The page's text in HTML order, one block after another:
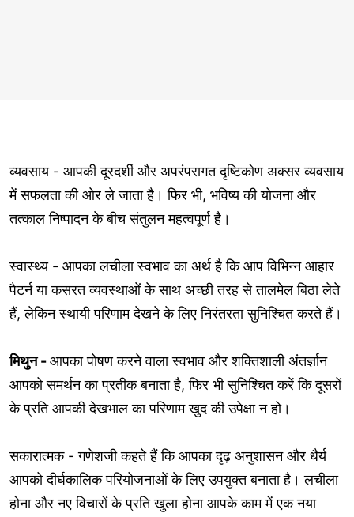
व्यवसाय - आपकी दूरदर्शी और अपरंपरागत दृष्टिकोण अक्सर व्यवसाय
में सफलता की ओर ले जाता है। फिर भी, भविष्य की योजना और
तत्काल निष्पादन के बीच संतुलन महत्वपूर्ण है।
स्वास्थ्य - आपका लचीला स्वभाव का अर्थ है कि आप विभिन्न आहार
पैटर्न या कसरत व्यवस्थाओं के साथ अच्छी तरह से तालमेल बिठा लेते
हैं, लेकिन स्थायी परिणाम देखने के लिए निरंतरता सुनिश्चित करते हैं।
मिथुन -आपका पोषण करने वाला स्वभाव और शक्तिशाली अंतर्ज्ञान
आपको समर्थन का प्रतीक बनाता है, फिर भी सुनिश्चित करें कि दूसरों
के प्रति आपकी देखभाल का परिणाम खुद की उपेक्षा न हो।
सकारात्मक - गणेशजी कहते हैं कि आपका दृढ़ अनुशासन और धैर्य
आपको दीर्घकालिक परियोजनाओं के लिए उपयुक्त बनाता है। लचीला
होना और नए विचारों के प्रति खुला होना आपके काम में एक नया